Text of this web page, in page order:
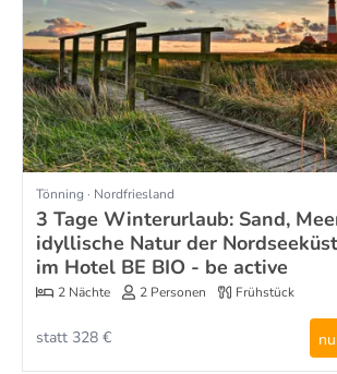
Tönning · Nordfriesland
3 Tage Winterurlaub: Sand,
idyllische Natur der
im Hotel BE BIO - be active
2 Nächte 2 Personen Frühstück
statt 328 €